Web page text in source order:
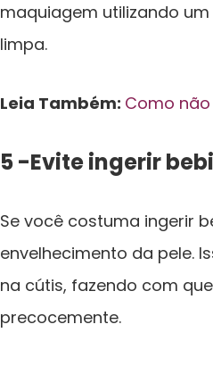
maquiagem utilizando
limpa.
Leia Também: Como
5 -Evite ingerir
Se você costuma ingerir
envelhecimento da pele.
na cútis, fazendo com
precocemente.